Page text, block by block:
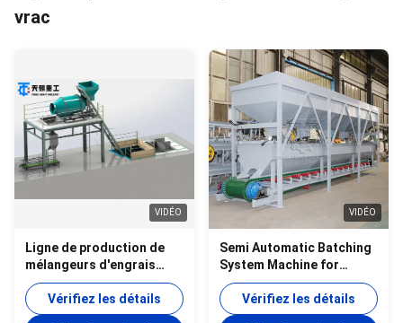
vrac
VIDÉO
Ligne de production de
mélangeurs d'engrais
composés engrais à
l'acide sulfurique BB
Vérifiez les détails
VIDÉO
Semi Automatic Batching
System Machine for
Fertilizer bulk Blending
production line
Vérifiez les détails